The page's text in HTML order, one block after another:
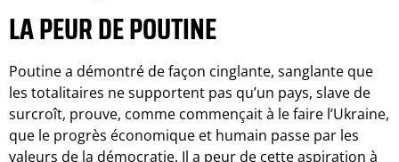
LA PEUR DE POUTINE
Poutine a démontré de façon cinglante, sanglante que
les totalitaires ne supportent pas qu’un pays, slave de
surcroît, prouve, comme commençait à le faire l’Ukraine,
que le progrès économique et humain passe par les
valeurs de la démocratie. Il a peur de cette aspiration à